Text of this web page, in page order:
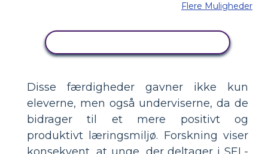
Flere Muligheder
Disse færdigheder gavner ikke kun
eleverne, men også underviserne, da de
bidrager til et mere positivt og
produktivt læringsmiljø. Forskning viser